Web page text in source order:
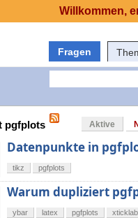
Fragen
pgfplots Aktive
Datenpunkte in
tikz pgfplots
Warum dupliziert
ybar latex pgfplots
Willkommen,